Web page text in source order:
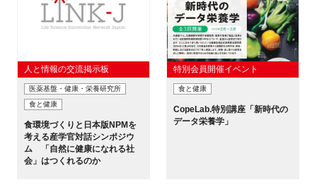
人と情報の交流掲示板
医薬基盤・健康・栄養研究所
食と健康
食環境づくりと日本版NPMを
考える産学官対話シンポジウ
ム 「自然に健康になれる社
会」はつくれるのか
特別会員開催イベント
食と健康
CopeLab.特別講座「新時代の
データ栄養学」